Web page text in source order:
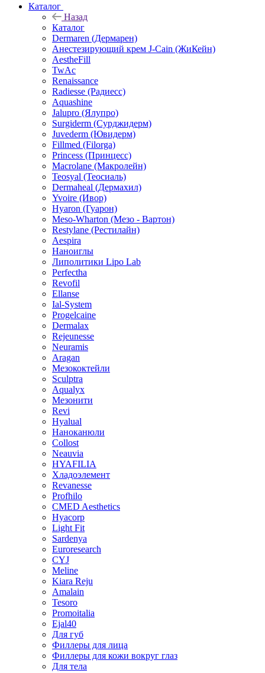
Каталог
Назад
Каталог
Dermaren (Дермарен)
Анестезирующий крем J-Cain (ЖиКейн)
AestheFill
TwAc
Renaissance
Radiesse (Радиесс)
Aquashine
Jalupro (Ялупро)
Surgiderm (Сурджидерм)
Juvederm (Ювидерм)
Fillmed (Filorga)
Princess (Принцесс)
Macrolane (Макролейн)
Teosyal (Теосиаль)
Dermaheal (Дермахил)
Yvoire (Ивор)
Hyaron (Гуарон)
Meso-Wharton (Мезо - Вартон)
Restylane (Рестилайн)
Aespira
Наноиглы
Липолитики Lipo Lab
Perfectha
Revofil
Ellanse
Ial-System
Progelcaine
Dermalax
Rejeunesse
Neuramis
Aragan
Мезококтейли
Sculptra
Aqualyx
Мезонити
Revi
Hyalual
Наноканюли
Collost
Neauvia
HYAFILIA
Хладоэлемент
Revanesse
Profhilo
CMED Aesthetics
Hyacorp
Light Fit
Sardenya
Euroresearch
CYJ
Meline
Kiara Reju
Amalain
Tesoro
Promoitalia
Ejal40
Для губ
Филлеры для лица
Филлеры для кожи вокруг глаз
Для тела